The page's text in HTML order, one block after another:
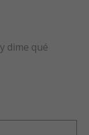
dime qué